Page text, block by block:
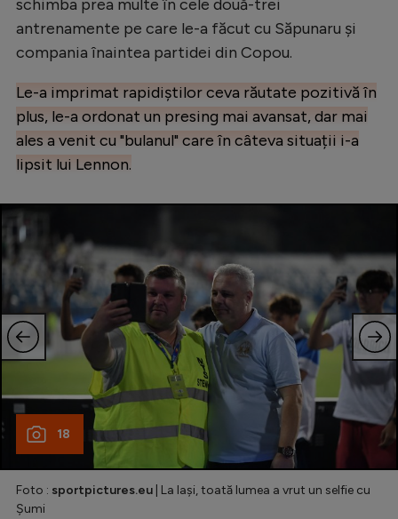
schimba prea multe în cele două-trei
antrenamente pe care le-a făcut cu Săpunaru și
compania înaintea partidei din Copou.
Le-a imprimat rapidiștilor ceva răutate pozitivă în
plus, le-a ordonat un presing mai avansat, dar mai
ales a venit cu "bulanul" care în câteva situații i-a
lipsit lui Lennon.
18
Foto : sportpictures.eu | La Iași, toată lumea a vrut un selfie cu
Șumi